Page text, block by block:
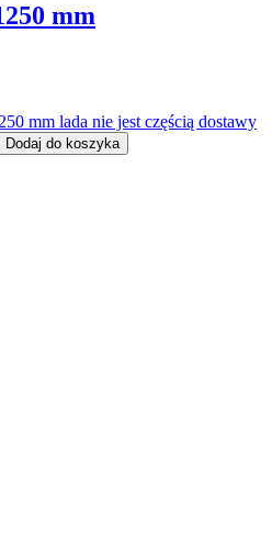
mm
mm lada nie jest częścią dostawy
Dodaj do koszyka